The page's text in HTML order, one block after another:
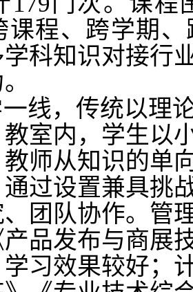
课程、跨学期
学科知识对接行
线，传统以理
室内，学生以
师从知识的单
过设置兼具挑
团队协作。管
品发布与商展
习效果较好；